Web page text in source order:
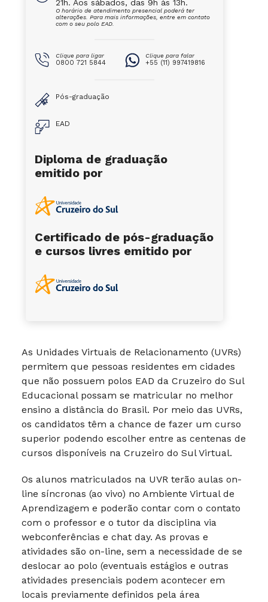
As Unidades Virtuais de Relacionamento (UVRs)
permitem que pessoas residentes em cidades
que não possuem polos EAD da Cruzeiro do Sul
Educacional possam se matricular no melhor
ensino a distância do Brasil. Por meio das UVRs,
os candidatos têm a chance de fazer um curso
superior podendo escolher entre as centenas de
cursos disponíveis na Cruzeiro do Sul Virtual.
Os alunos matriculados na UVR terão aulas on-
line síncronas (ao vivo) no Ambiente Virtual de
Aprendizagem e poderão contar com o contato
com o professor e o tutor da disciplina via
webconferências e chat day. As provas e
atividades são on-line, sem a necessidade de se
deslocar ao polo (eventuais estágios e outras
atividades presenciais podem acontecer em
locais previamente definidos pela área
21h. Aos sábados, das 9h às 13h.
O horário de atendimento presencial poderá ter
alterações. Para mais informações, entre em contato
com o seu polo EAD.
Clique para ligar
0800 721 5844
Clique para falar
+55 (11) 997419816
Pós-graduação
EAD
Diploma de graduação
emitido por
Certificado de pós-graduação
e cursos livres emitido por